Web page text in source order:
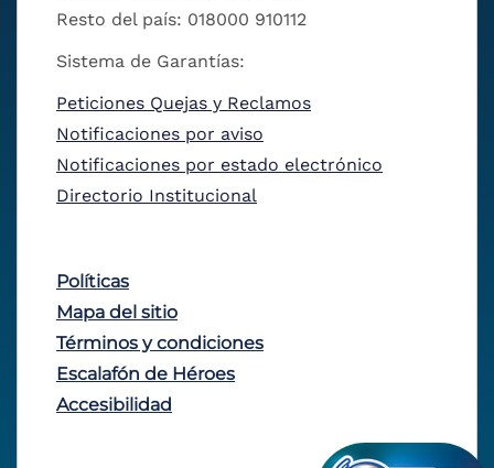
Resto del país: 018000 910112
Sistema de Garantías:
Peticiones Quejas y Reclamos
Notificaciones por aviso
Notificaciones por estado electrónico
Directorio Institucional
Políticas
Mapa del sitio
Términos y condiciones
Escalafón de Héroes
Accesibilidad